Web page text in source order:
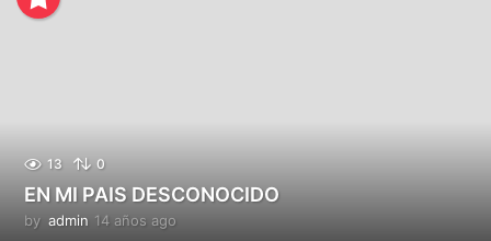
13 0
EN MI PAIS DESCONOCIDO
by admin 14 años ago